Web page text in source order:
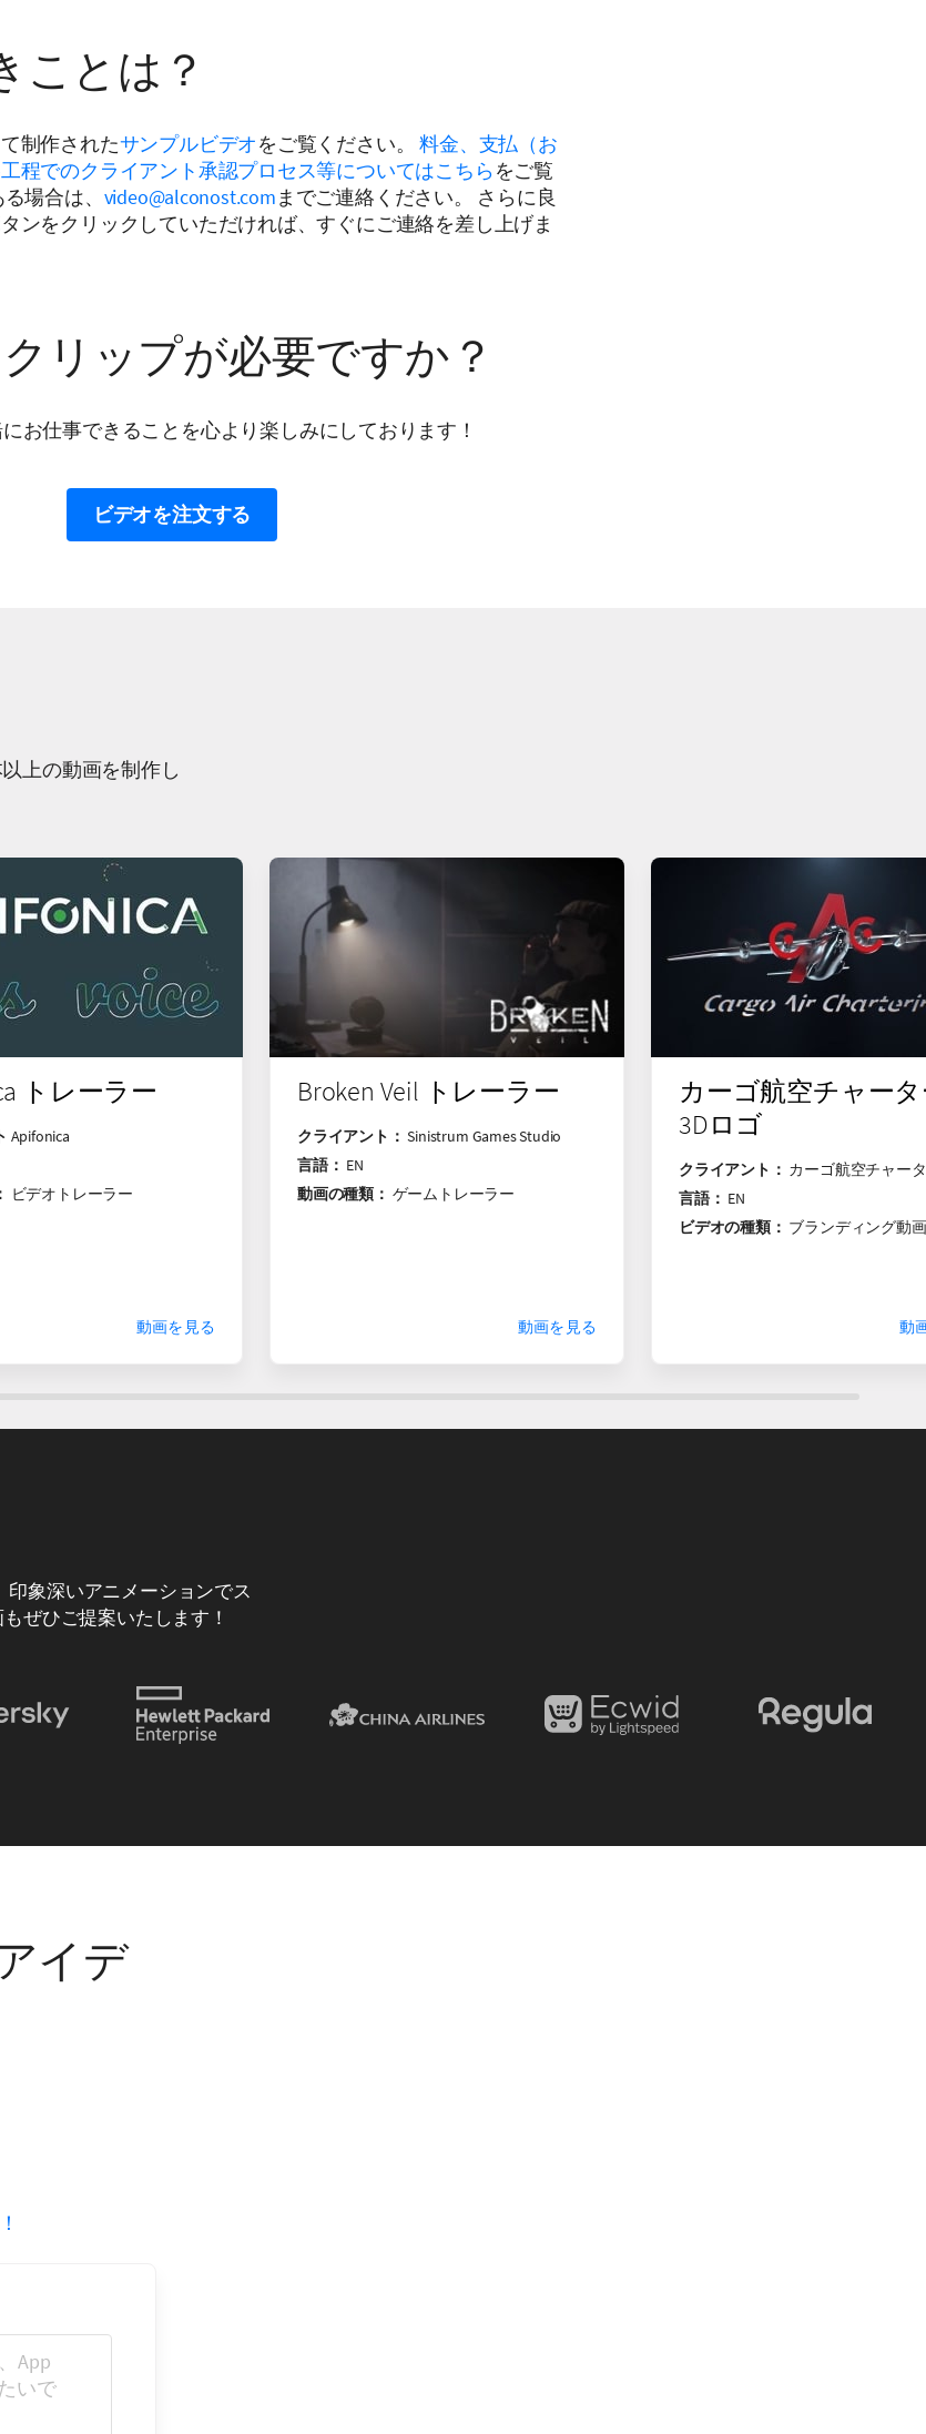
ことは？
制作されたサンプルビデオをご覧ください。料金、支払（お
程でのクライアント承認プロセス等についてはこちらをご覧
場合は、 video@alconost.comまでご連絡ください。 さらに良
ンをクリックしていただければ、すぐにご連絡を差し上げま
リップが必要ですか？
お仕事できることを心より楽しみにしております！
ビデオを注文する
上の動画を制作し
トレーラー
Apifonica
ビデオトレーラー
動画を見る
Broken Veil トレーラー
クライアント： Sinistrum Games Studio
言語： EN
動画の種類： ゲームトレーラー
動画を見る
カーゴ航空チャー
3Dロゴ
クライアント： カーゴ航空チャー
言語： EN
ビデオの種類： ブランディング動画
動
印象深いアニメーションでス
ぜひご提案いたします！
イデ